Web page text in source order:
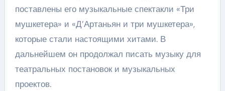
поставлены его музыкальные спектакли «Три
мушкетера» и «Д’Артаньян и три мушкетера»,
которые стали настоящими хитами. В
дальнейшем он продолжал писать музыку для
театральных постановок и музыкальных
проектов.